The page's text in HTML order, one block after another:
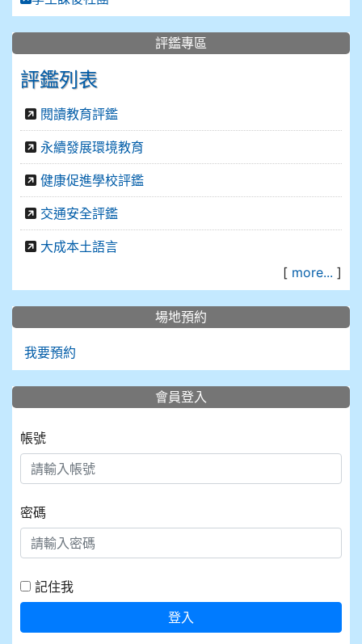
評鑑專區
評鑑列表
閱讀教育評鑑
永續發展環境教育
健康促進學校評鑑
交通安全評鑑
大成本土語言
[ more... ]
場地預約
我要預約
會員登入
帳號
密碼
記住我
登入